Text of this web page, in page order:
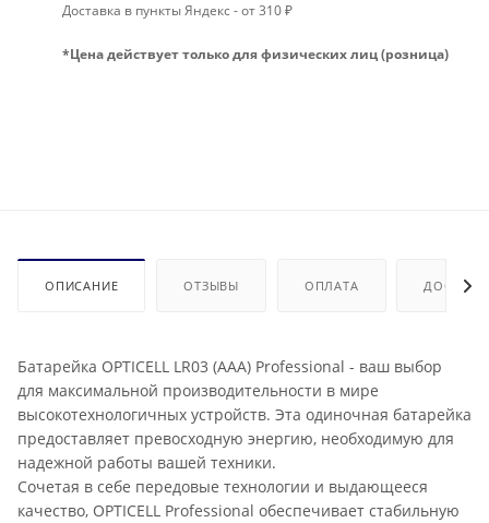
Доставка в пункты Яндекс - от 310 ₽
*Цена действует только для физических лиц (розница)
ОПИСАНИЕ ОТЗЫВЫ ОПЛАТА
Батарейка OPTICELL LR03 (AAA) Professional - ваш выбор
для максимальной производительности в мире
высокотехнологичных устройств. Эта одиночная батарейка
предоставляет превосходную энергию, необходимую для
надежной работы вашей техники.
Сочетая в себе передовые технологии и выдающееся
качество, OPTICELL Professional обеспечивает стабильную